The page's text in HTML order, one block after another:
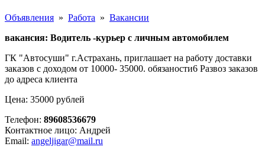
Объявления » Работа » Вакансии
вакансия: Водитель -курьер с личным автомобилем
ГК "Автосуши" г.Астрахань, приглашает на работу доставки
заказов с доходом от 10000- 35000. обязаности6 Развоз заказов
до адреса клиента
Цена: 35000 рублей
Телефон: 89608536679
Контактное лицо: Андрей
Email: angeljigar@mail.ru